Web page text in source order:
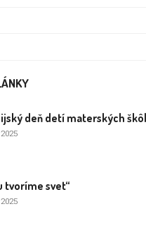
deň detí materských
tvoríme svet“